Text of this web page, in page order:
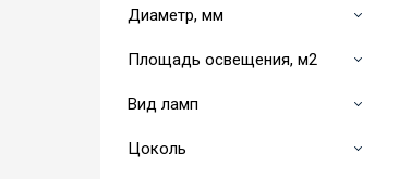
Диаметр, мм
Площадь освещения, м2
Вид ламп
Цоколь